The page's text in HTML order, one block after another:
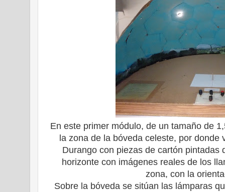
En este primer módulo, de un tamaño de
la zona de la bóveda celeste, por
Durango con piezas de cartón pintadas
horizonte con imágenes reales de los
zona, con la
Sobre la bóveda se sitúan las lámparas